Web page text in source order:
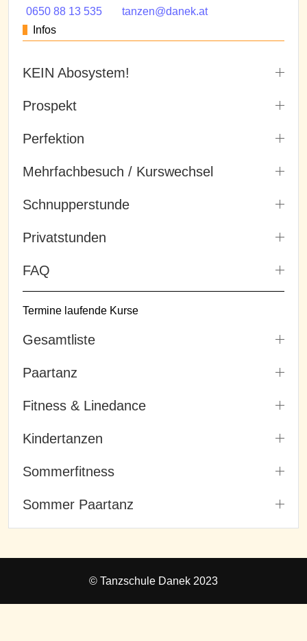
0650 88 13 535
tanzen@danek.at
Infos
KEIN Abosystem!
Prospekt
Perfektion
Mehrfachbesuch / Kurswechsel
Schnupperstunde
Privatstunden
FAQ
Termine laufende Kurse
Gesamtliste
Paartanz
Fitness & Linedance
Kindertanzen
Sommerfitness
Sommer Paartanz
© Tanzschule Danek 2023